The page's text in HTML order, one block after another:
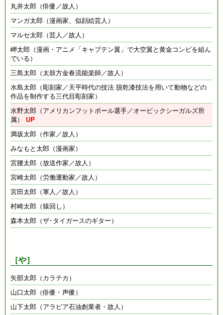
丸井太郎（俳優／故人）
マンガ太郎（漫画家、似顔絵芸人）
マルセ太郎（芸人／故人）
岬太郎（漫画・アニメ「キャプテン翼」で大空翼と黄金コンビを組ん
でいる）
三島太郎（太鼓方金春流能楽師／故人）
水島太郎（彫刻家／天平時代の技法 脱乾漆技法を用いて動物などの
作品を制作する三代目彫刻家）
水野太郎（アメリカンフットボール選手／オービックシーガルズ所
属）
満坂太郎（作家／故人）
みなもと太郎（漫画家）
宮腰太郎（放送作家／故人）
宮崎太郎（労働運動家／故人）
宮田太郎（軍人／故人）
村崎太郎（猿回し）
森本太郎（ザ･タイガースのギター）
［や］
矢部太郎（カラテカ）
山口太郎（俳優・声優）
山下太郎（アラビア石油創業者・故人）